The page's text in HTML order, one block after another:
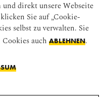
direkt unsere Webseite
Sie auf „Cookie-
selbst zu verwalten. Sie
auch ABLEHNEN.